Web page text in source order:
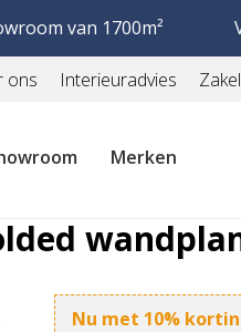
van 1700m²
ons Interieuradvies
Merken
Nu met 10%